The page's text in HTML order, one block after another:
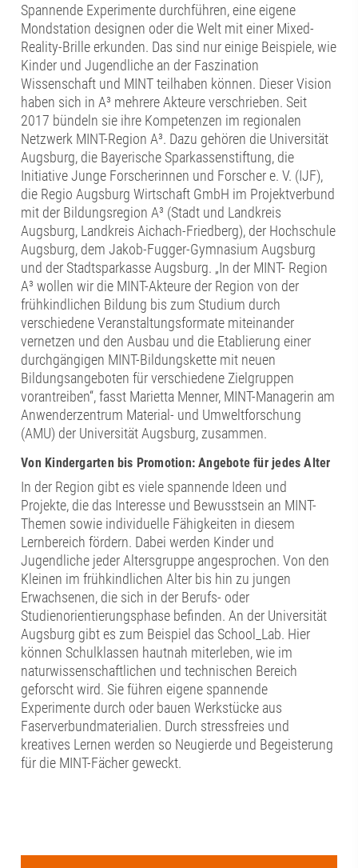
Spannende Experimente durchführen, eine eigene
Mondstation designen oder die Welt mit einer Mixed-
Reality-Brille erkunden. Das sind nur einige Beispiele, wie
Kinder und Jugendliche an der Faszination
Wissenschaft und MINT teilhaben können. Dieser Vision
haben sich in A³ mehrere Akteure verschrieben. Seit
2017 bündeln sie ihre Kompetenzen im regionalen
Netzwerk MINT-Region A³. Dazu gehören die Universität
Augsburg, die Bayerische Sparkassenstiftung, die
Initiative Junge Forscherinnen und Forscher e. V. (IJF),
die Regio Augsburg Wirtschaft GmbH im Projektverbund
mit der Bildungsregion A³ (Stadt und Landkreis
Augsburg, Landkreis Aichach-Friedberg), der Hochschule
Augsburg, dem Jakob-Fugger-Gymnasium Augsburg
und der Stadtsparkasse Augsburg. „In der MINT- Region
A³ wollen wir die MINT-Akteure der Region von der
frühkindlichen Bildung bis zum Studium durch
verschiedene Veranstaltungsformate miteinander
vernetzen und den Ausbau und die Etablierung einer
durchgängigen MINT-Bildungskette mit neuen
Bildungsangeboten für verschiedene Zielgruppen
vorantreiben“, fasst Marietta Menner, MINT-Managerin am
Anwenderzentrum Material- und Umweltforschung
(AMU) der Universität Augsburg, zusammen.
Von Kindergarten bis Promotion: Angebote für jedes Alter
In der Region gibt es viele spannende Ideen und
Projekte, die das Interesse und Bewusstsein an MINT-
Themen sowie individuelle Fähigkeiten in diesem
Lernbereich fördern. Dabei werden Kinder und
Jugendliche jeder Altersgruppe angesprochen. Von den
Kleinen im frühkindlichen Alter bis hin zu jungen
Erwachsenen, die sich in der Berufs- oder
Studienorientierungsphase befinden. An der Universität
Augsburg gibt es zum Beispiel das School_Lab. Hier
können Schulklassen hautnah miterleben, wie im
naturwissenschaftlichen und technischen Bereich
geforscht wird. Sie führen eigene spannende
Experimente durch oder bauen Werkstücke aus
Faserverbundmaterialien. Durch stressfreies und
kreatives Lernen werden so Neugierde und Begeisterung
für die MINT-Fächer geweckt.